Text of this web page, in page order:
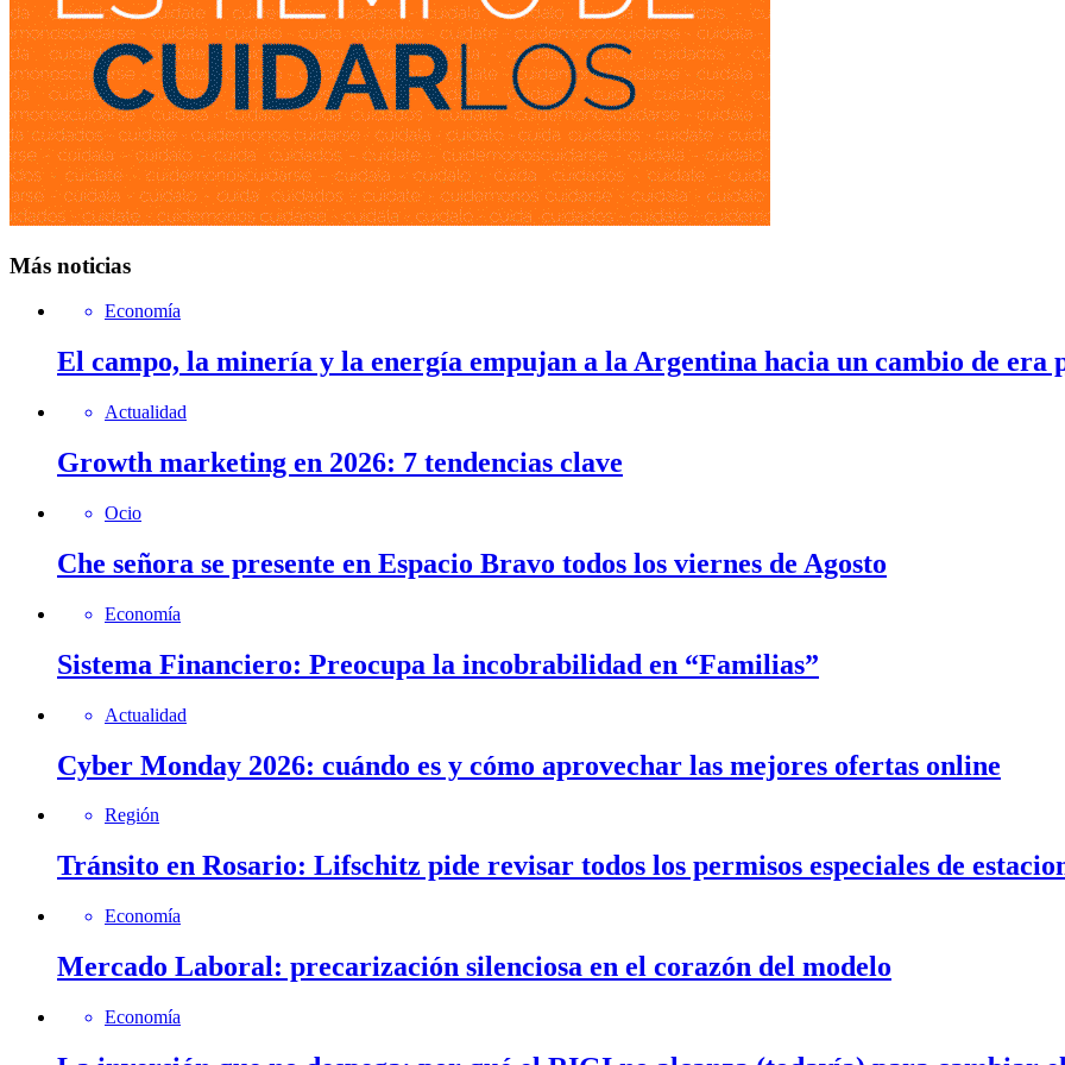
Más noticias
Economía
El campo, la minería y la energía empujan a la Argentina hacia un cambio de era
Actualidad
Growth marketing en 2026: 7 tendencias clave
Ocio
Che señora se presente en Espacio Bravo todos los viernes de Agosto
Economía
Sistema Financiero: Preocupa la incobrabilidad en “Familias”
Actualidad
Cyber Monday 2026: cuándo es y cómo aprovechar las mejores ofertas online
Región
Tránsito en Rosario: Lifschitz pide revisar todos los permisos especiales de
Economía
Mercado Laboral: precarización silenciosa en el corazón del modelo
Economía